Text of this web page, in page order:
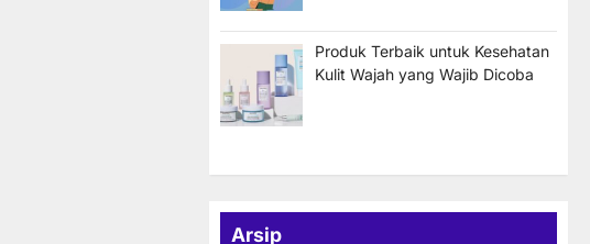
Produk Terbaik untuk Kesehatan
Kulit Wajah yang Wajib Dicoba
Arsip